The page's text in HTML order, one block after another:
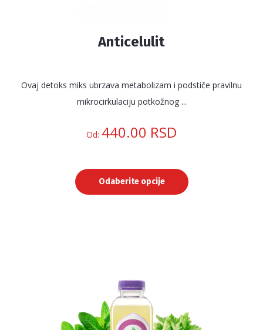
Anticelulit
Ovaj detoks miks ubrzava metabolizam i podstiče pravilnu
mikrocirkulaciju potkožnog ...
Od: 440.00 RSD
Odaberite opcije
Opcije
mogu
biti